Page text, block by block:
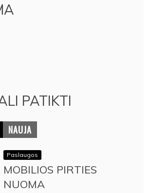
PATIKTI
NAUJA
Paslaugos
MOBILIOS PIRTIES
NUOMA